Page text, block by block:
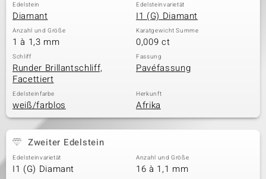
Edelstein
Diamant
Edelsteinvarietät
I1 (G) Diamant
Anzahl und Größe
1 à 1,3 mm
Karatgewicht Summe
0,009 ct
Schliff
Runder Brillantschliff,
Facettiert
Fassung
Pavéfassung
Edelsteinfarbe
weiß/farblos
Herkunft
Afrika
Zweiter Edelstein
Edelsteinvarietät
I1 (G) Diamant
Anzahl und Größe
16 à 1,1 mm